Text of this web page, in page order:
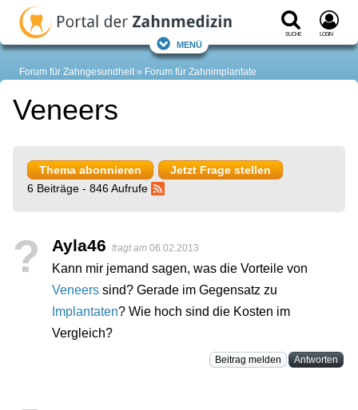
Suche Login
Menü
Forum für Zahngesundheit Forum für Zahnimplantate
Veneers
Thema abonnieren
Jetzt Frage stellen
6 Beiträge - 846 Aufrufe
? Ayla46 fragt am 06.02.2013
Kann mir jemand sagen, was die Vorteile von
Veneers sind? Gerade im Gegensatz zu
Implantaten? Wie hoch sind die Kosten im
Vergleich?
Beitrag melden Antworten